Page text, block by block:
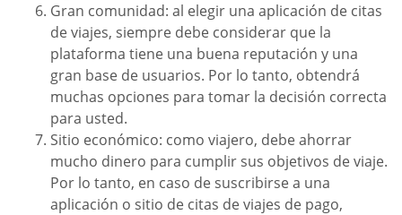
Gran comunidad: al elegir una aplicación de citas
de viajes, siempre debe considerar que la
plataforma tiene una buena reputación y una
gran base de usuarios. Por lo tanto, obtendrá
muchas opciones para tomar la decisión correcta
para usted.
Sitio económico: como viajero, debe ahorrar
mucho dinero para cumplir sus objetivos de viaje.
Por lo tanto, en caso de suscribirse a una
aplicación o sitio de citas de viajes de pago,